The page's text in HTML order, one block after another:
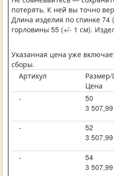
потерять. К ней вы точно
Длина изделия по спинке 74
горловины 55 (+/- 1 см).
Указанная цена уже
сборы.
Артикул
Цена
-
50
3
-
52
3
-
54
3